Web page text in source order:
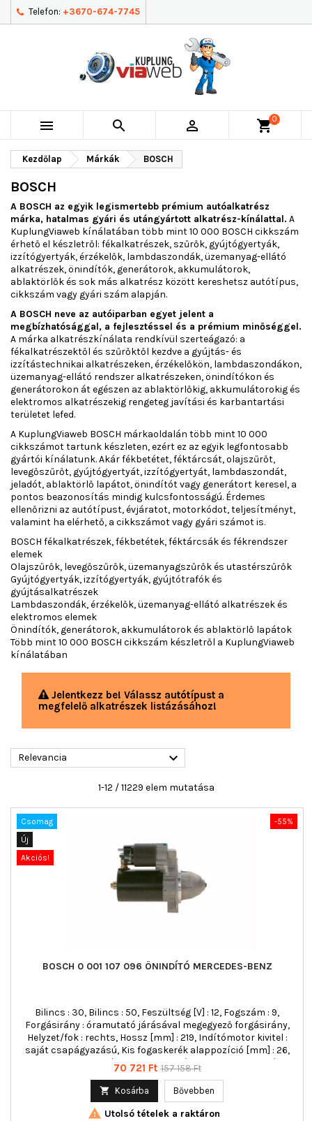
Telefon: +3670-674-7745
   shopping_cart0
Kezdőlap Márkák BOSCH
BOSCH
A BOSCH az egyik legismertebb prémium autóalkatrész
márka, hatalmas gyári és utángyártott alkatrész-kínálattal. A
KuplungViaweb kínálatában több mint 10 000 BOSCH cikkszám
érhető el készletről: fékalkatrészek, szűrők, gyújtógyertyák,
izzítógyertyák, érzékelők, lambdaszondák, üzemanyag-ellátó
alkatrészek, önindítók, generátorok, akkumulátorok,
ablaktörlők és sok más alkatrész között kereshetsz autótípus,
cikkszám vagy gyári szám alapján.
A BOSCH neve az autóiparban egyet jelent a
megbízhatósággal, a fejlesztéssel és a prémium minőséggel.
A márka alkatrészkínálata rendkívül szerteágazó: a
fékalkatrészektől és szűrőktől kezdve a gyújtás- és
izzítástechnikai alkatrészeken, érzékelőkön, lambdaszondákon,
üzemanyag-ellátó rendszer alkatrészeken, önindítókon és
generátorokon át egészen az ablaktörlőkig, akkumulátorokig és
elektromos alkatrészekig rengeteg javítási és karbantartási
területet lefed.
A KuplungViaweb BOSCH márkaoldalán több mint 10 000
cikkszámot tartunk készleten, ezért ez az egyik legfontosabb
gyártói kínálatunk. Akár fékbetétet, féktárcsát, olajszűrőt,
levegőszűrőt, gyújtógyertyát, izzítógyertyát, lambdaszondát,
jeladót, ablaktörlő lapátot, önindítót vagy generátort keresel, a
pontos beazonosítás mindig kulcsfontosságú. Érdemes
ellenőrizni az autótípust, évjáratot, motorkódot, teljesítményt,
valamint ha elérhető, a cikkszámot vagy gyári számot is.
BOSCH fékalkatrészek, fékbetétek, féktárcsák és fékrendszer
elemek
Olajszűrők, levegőszűrők, üzemanyagszűrők és utastérszűrők
Gyújtógyertyák, izzítógyertyák, gyújtótrafók és
gyújtásalkatrészek
Lambdaszondák, érzékelők, üzemanyag-ellátó alkatrészek és
elektromos elemek
Önindítók, generátorok, akkumulátorok és ablaktörlő lapátok
Több mint 10 000 BOSCH cikkszám készletről a KuplungViaweb
kínálatában
Jelentkezz be! Válassz autótípust a
megfelelő alkatrészek listázásához!
Relevancia 
1-12 / 11229 elem mutatása
-55%
Csomag
Új
Akciós!
BOSCH 0 001 107 096 ÖNINDÍTÓ MERCEDES-BENZ
Bilincs : 30, Bilincs : 50, Feszültség [V] : 12, Fogszám : 9,
Forgásirány : óramutató járásával megegyező forgásirány,
Helyzet/fok : rechts, Hossz [mm] : 219, Indítómotor kivitel :
saját csapágyazású, Kis fogaskerék alappozíció [mm] : 26,
Menetes furatok száma : 2, Menetméret 1 : M10, Menetméret :
M10, Névleges teljesítmény [kW] : 1,1, Peremátmérő [mm] : 82,5,
Pofanyílás-szögmérték [fok] : 30, Rögzítési szög [fok] : 30,
rögzítő furatok száma : 0, Rögzítőfurat szögmérték [fok] : 30
Ár
70 721 Ft Normál
157 158 Ft
 Kosárba Bővebben
 Utolsó tételek a raktáron